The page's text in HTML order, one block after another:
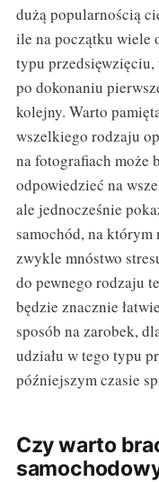
dużą popularnością
ile na początku wiele
typu
po dokonaniu
kolejny. Warto
wszelkiego rodzaju
na fotografiach może
odpowiedzieć na
ale jednocześnie
samochód, na którym
zwykle mnóstwo
do pewnego rodzaju
będzie znacznie
sposób na zarobek,
udziału w tego typu
późniejszym czasie
Czy warto